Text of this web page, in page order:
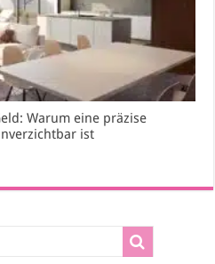
Warum eine präzise
ist